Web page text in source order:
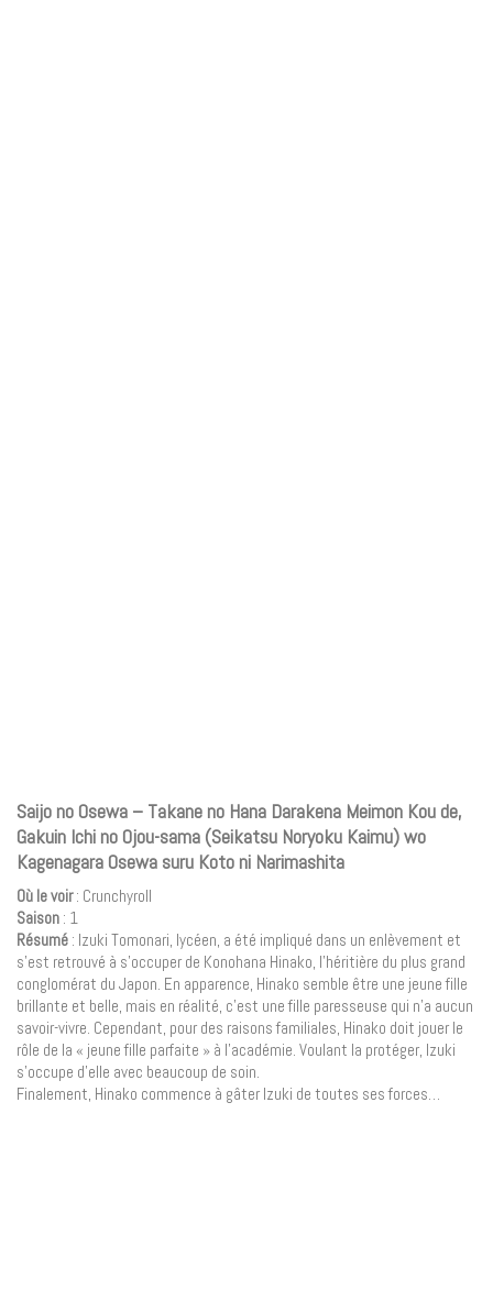
Saijo no Osewa – Takane no Hana Darakena Meimon Kou de,
Gakuin Ichi no Ojou-sama (Seikatsu Noryoku Kaimu) wo
Kagenagara Osewa suru Koto ni Narimashita
Où le voir: Crunchyroll
Saison : 1
Résumé : Izuki Tomonari, lycéen, a été impliqué dans un enlèvement et
s’est retrouvé à s’occuper de Konohana Hinako, l’héritière du plus grand
conglomérat du Japon. En apparence, Hinako semble être une jeune fille
brillante et belle, mais en réalité, c’est une fille paresseuse qui n’a aucun
savoir-vivre. Cependant, pour des raisons familiales, Hinako doit jouer le
rôle de la « jeune fille parfaite » à l’académie. Voulant la protéger, Izuki
s’occupe d’elle avec beaucoup de soin.
Finalement, Hinako commence à gâter Izuki de toutes ses forces…